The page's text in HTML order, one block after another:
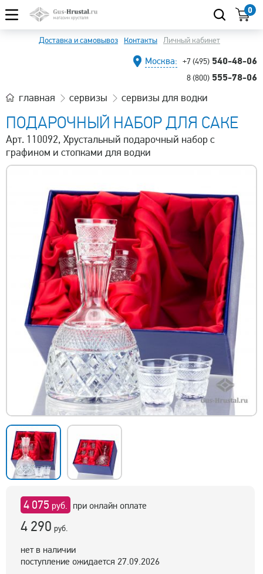
0
Доставка и самовывоз Контакты Личный кабинет
Москва: +7 (495) 540-48-06
8 (800) 555-78-06
главная сервизы сервизы для водки
ПОДАРОЧНЫЙ НАБОР ДЛЯ САКЕ
Арт. 110092, Хрустальный подарочный набор с
графином и стопками для водки
4 075 руб. при онлайн оплате
4 290 руб.
нет в наличии
поступление ожидается 27.09.2026